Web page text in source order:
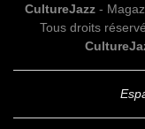
CultureJazz-
Tous droits